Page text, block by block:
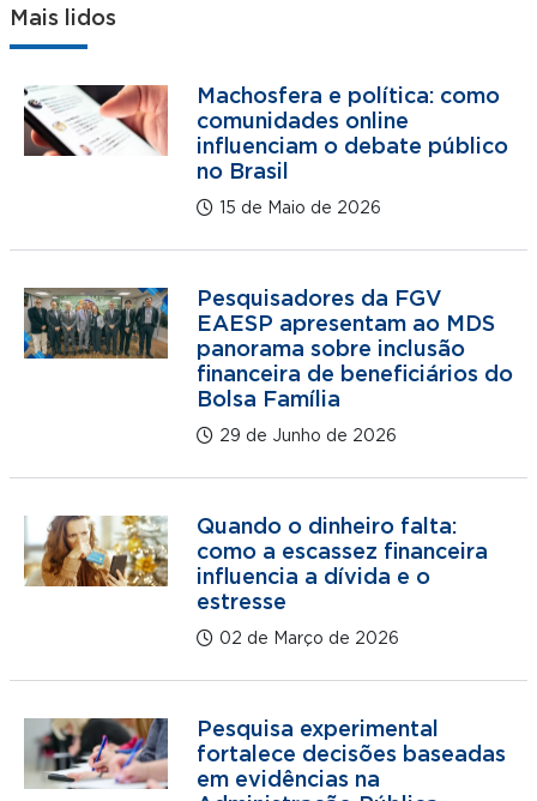
Mais lidos
Machosfera e política: como
comunidades online
influenciam o debate público
no Brasil
15 de Maio de 2026
Pesquisadores da FGV
EAESP apresentam ao MDS
panorama sobre inclusão
financeira de beneficiários do
Bolsa Família
29 de Junho de 2026
Quando o dinheiro falta:
como a escassez financeira
influencia a dívida e o
estresse
02 de Março de 2026
Pesquisa experimental
fortalece decisões baseadas
em evidências na